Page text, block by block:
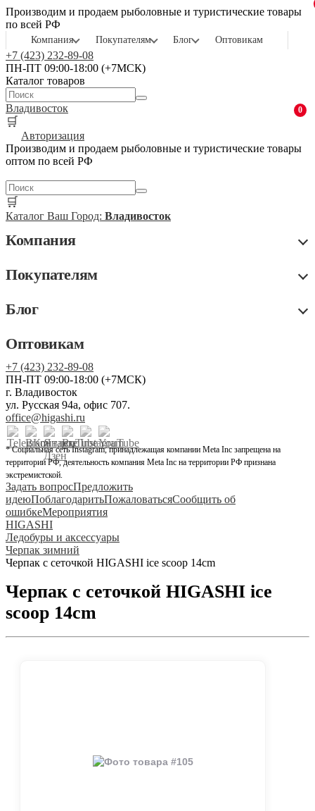
Производим и продаем рыболовные и туристические товары
по всей РФ
Компания Покупателям Блог Оптовикам
+7 (423) 232-89-08
ПН-ПТ 09:00-18:00 (+7МСК)
Каталог товаров
Владивосток
🛒
0
Авторизация
Производим и продаем рыболовные и туристические товары
оптом по всей РФ
🛒
Каталог Ваш Город: Владивосток
Компания
Покупателям
Блог
Оптовикам
+7 (423) 232-89-08
ПН-ПТ 09:00-18:00 (+7МСК)
г. Владивосток
ул. Русская 94а, офис 707.
office@higashi.ru
* Социальная сеть Instagram, принадлежащая компании Meta Inc запрещена на
территории РФ, деятельность компания Meta Inc на территории РФ признана
экстремистской.
Задать вопросПредложить
идеюПоблагодаритьПожаловатьсяСообщить об
ошибкеМероприятия
HIGASHI
Ледобуры и аксессуары
Черпак зимний
Черпак с сеточкой HIGASHI ice scoop 14cm
Черпак с сеточкой HIGASHI ice
scoop 14cm